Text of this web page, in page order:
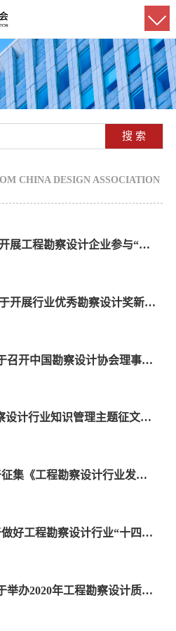
搜 索
CHINA DESIGN ASSOCIATION
中设协字[2021] 5号关于开展工程勘察设计企业参与“一带一路”建设专题调研的通知
中设协字[2020] 121号关于开展行业优秀勘察设计奖新冠肺炎应急救治设施特别设计奖评选的通知
中设协字[2020]111号关于召开中国勘察设计协会理事单位《民法典》宣讲会的通知
关于开展第三届全国勘察设计行业知识管理主题征文活动的通知
中设协字[2020]87号关于征集《工程勘察设计行业发展研究报告（2020）》“风采篇”案例的通知
中设协字[2020]76号关于做好工程勘察设计行业“十四五”信息化发展调研工作的通知
中设协字[2020] 58 号关于举办2020年工程勘察设计质量管理小组活动成果大赛的通知